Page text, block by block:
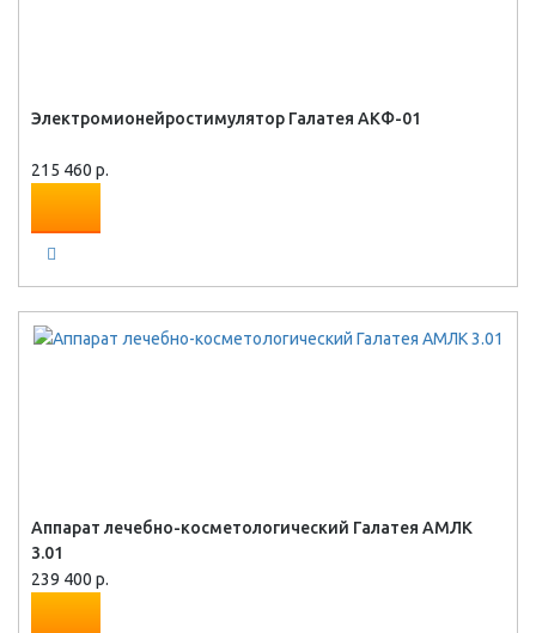
Электромионейростимулятор Галатея АКФ-01
215 460 р.
Аппарат лечебно-косметологический Галатея АМЛК
3.01
239 400 р.